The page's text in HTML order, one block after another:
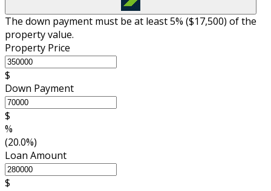
The down payment must be at least 5% ($17,500) of the
property value.
Property Price
$
Down Payment
$
%
(20.0%)
Loan Amount
$